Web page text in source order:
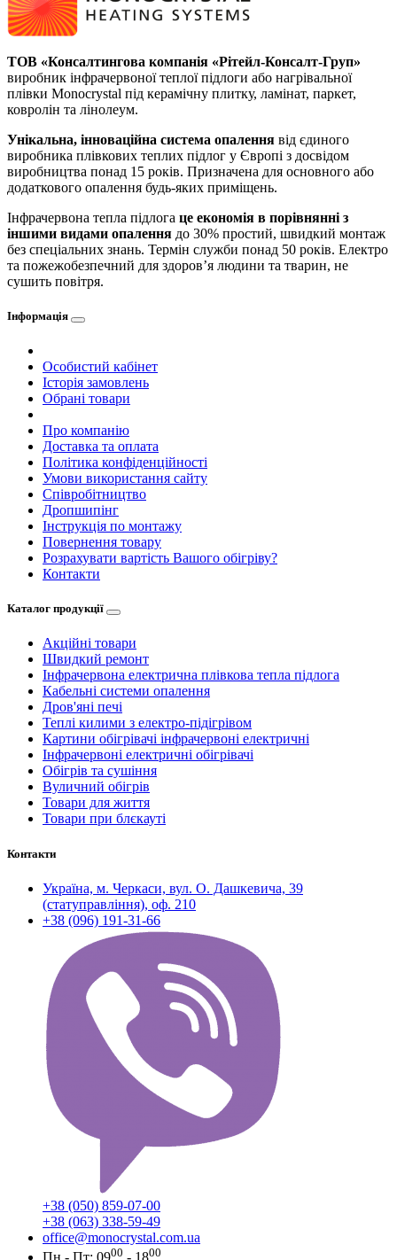
ТОВ «Консалтингова компанія «Рітейл-Консалт-Груп»
виробник інфрачервоної теплої підлоги або нагрівальної
плівки Monocrystal під керамічну плитку, ламінат, паркет,
ковролін та лінолеум.
Унікальна, інноваційна система опалення від єдиного
виробника плівкових теплих підлог у Європі з досвідом
виробництва понад 15 років. Призначена для основного або
додаткового опалення будь-яких приміщень.
Інфрачервона тепла підлога це економія в порівнянні з
іншими видами опалення до 30% простий, швидкий монтаж
без спеціальних знань. Термін служби понад 50 років. Електро
та пожежобезпечний для здоров’я людини та тварин, не
сушить повітря.
Інформація
Особистий кабінет
Історія замовлень
Обрані товари
Про компанію
Доставка та оплата
Політика конфіденційності
Умови використання сайту
Співробітництво
Дропшипінг
Інструкція по монтажу
Повернення товару
Розрахувати вартість Вашого обігріву?
Контакти
Каталог продукції
Акційні товари
Швидкий ремонт
Інфрачервона електрична плівкова тепла підлога
Кабельні системи опалення
Дров'яні печі
Теплі килими з електро-підігрівом
Картини обігрівачі інфрачервоні електричні
Інфрачервоні електричні обігрівачі
Обігрів та сушіння
Вуличний обігрів
Товари для життя
Товари при блєкауті
Контакти
Україна, м. Черкаси, вул. О. Дашкевича, 39
(статуправління), оф. 210
+38 (096) 191-31-66
+38 (050) 859-07-00
+38 (063) 338-59-49
office@monocrystal.com.ua
00 00